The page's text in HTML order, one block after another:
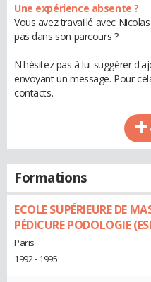
Une expérience absente ?
Vous avez travaillé avec
pas dans son parcours ?
N'hésitez pas à lui suggérer
envoyant un message. Pour
contacts.
Formations
ECOLE SUPÉRIEURE DE
PÉDICURE PODOLOGIE
Paris
1992 - 1995